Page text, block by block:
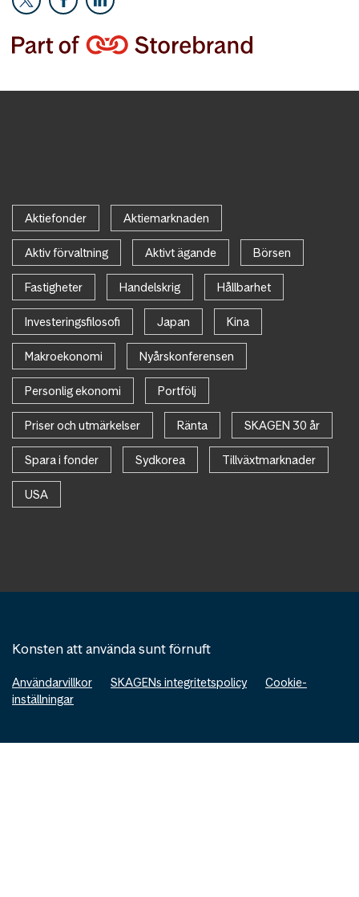
Aktiefonder Aktiemarknaden
Aktiv förvaltning Aktivt ägande Börsen
Fastigheter Handelskrig Hållbarhet
Investeringsfilosofi Japan Kina
Makroekonomi Nyårskonferensen
Personlig ekonomi Portfölj
Priser och utmärkelser Ränta SKAGEN 30 år
Spara i fonder Sydkorea Tillväxtmarknader
USA
Konsten att använda sunt förnuft
Användarvillkor SKAGENs integritetspolicy
Cookie-
inställningar